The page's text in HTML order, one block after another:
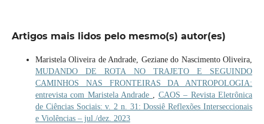
Artigos mais lidos pelo mesmo(s) autor(es)
Maristela Oliveira de Andrade, Geziane do Nascimento Oliveira,
MUDANDO DE ROTA NO TRAJETO E SEGUINDO
CAMINHOS NAS FRONTEIRAS DA ANTROPOLOGIA:
entrevista com Maristela Andrade , CAOS – Revista Eletrônica
de Ciências Sociais: v. 2 n. 31: Dossiê Reflexões Interseccionais
e Violências – jul./dez. 2023